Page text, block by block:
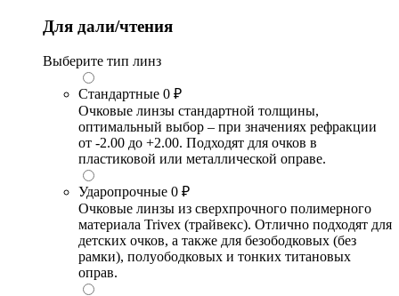
Для дали/чтения
Выберите тип линз
Стандартные 0 ₽
Очковые линзы стандартной толщины,
оптимальный выбор – при значениях рефракции
от -2.00 до +2.00. Подходят для очков в
пластиковой или металлической оправе.
Ударопрочные 0 ₽
Очковые линзы из сверхпрочного полимерного
материала Trivex (трайвекс). Отлично подходят для
детских очков, а также для безободковых (без
рамки), полуободковых и тонких титановых
оправ.